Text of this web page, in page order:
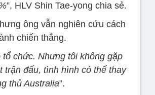
”, HLV Shin Tae-yong chia sẻ.
ông vẫn nghiên cứu cách
chiến thắng.
chức. Nhưng tôi không gặp
trận đấu, tình hình có thể thay
thủ Australia”.